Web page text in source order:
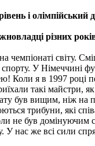
і олімпійський
різних
світу.
У Німеччині
Коли я в 1997 році
такі
був вищим, ніж на
трибуни, які
не був домінуючим
У нас же всі сили